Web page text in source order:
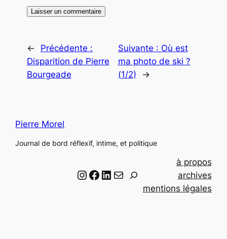
←
Précédente :
Disparition de Pierre
Bourgeade
Suivante : Où est
ma photo de ski ?
(1/2)
→
Pierre Morel
Journal de bord réflexif, intime, et politique
Instagram Facebook LinkedIn Email
à propos
archives
mentions légales